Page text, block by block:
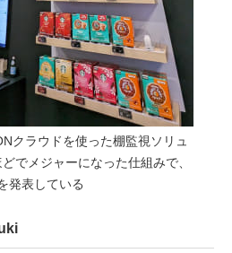
クラウドを使った棚監視ソリュ
でメジャーになった仕組みで、
発表している